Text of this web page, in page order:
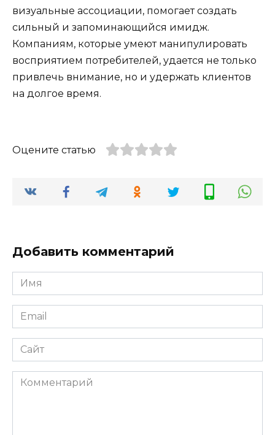
визуальные ассоциации, помогает создать
сильный и запоминающийся имидж.
Компаниям, которые умеют манипулировать
восприятием потребителей, удается не только
привлечь внимание, но и удержать клиентов
на долгое время.
Оцените статью
Добавить комментарий
Имя
*
Email
*
Сайт
Комментарий